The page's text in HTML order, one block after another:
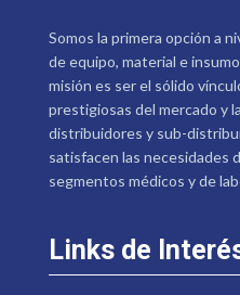
Somos la primera opción a
de equipo, material e
misión es ser el sólido
prestigiosas del mercado y
distribuidores y sub-
satisfacen las necesidades
segmentos médicos y de
Links de